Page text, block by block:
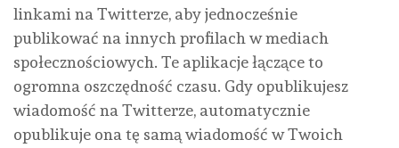
linkami na Twitterze, aby jednocześnie
publikować na innych profilach w mediach
społecznościowych. Te aplikacje łączące to
ogromna oszczędność czasu. Gdy opublikujesz
wiadomość na Twitterze, automatycznie
opublikuje ona tę samą wiadomość w Twoich